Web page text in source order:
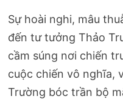
Sự hoài nghi, mâu
đến tư tưởng Thảo
cầm súng nơi chiến
cuộc chiến vô nghĩa,
Trường bóc trần bộ